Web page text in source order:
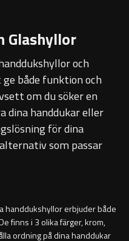
Glashyllor
och
både funktion och
om du söker en
handdukar eller
för dina
som passar
handdukshyllor erbjuder både
finns i 3 olika färger, krom,
ordning på dina handdukar